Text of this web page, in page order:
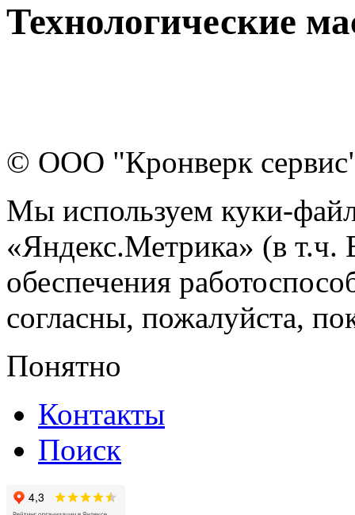
Технологические
© ООО "Кронверк
Мы используем куки-
«Яндекс.Метрика» (в т.ч.
обеспечения
согласны, пожалуйста,
Понятно
Контакты
Поиск